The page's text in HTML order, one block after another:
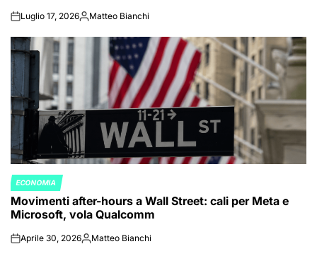
onLuglio 17, 2026Posted
Matteo Bianchi
POSTED
IN
ECONOMIA
Movimenti after-hours a Wall Street: cali per Meta e
Microsoft, vola Qualcomm
onAprile 30, 2026Posted
Matteo Bianchi